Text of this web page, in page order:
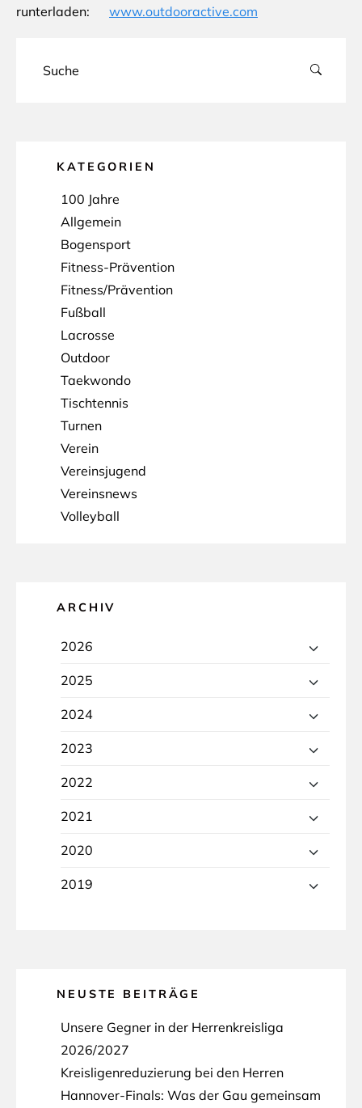
runterladen:
www.outdooractive.com
KATEGORIEN
100 Jahre
Allgemein
Bogensport
Fitness-Prävention
Fitness/Prävention
Fußball
Lacrosse
Outdoor
Taekwondo
Tischtennis
Turnen
Verein
Vereinsjugend
Vereinsnews
Volleyball
ARCHIV
2026
2025
2024
2023
2022
2021
2020
2019
NEUSTE BEITRÄGE
Unsere Gegner in der Herrenkreisliga
2026/2027
Kreisligenreduzierung bei den Herren
Hannover-Finals: Was der Gau gemeinsam